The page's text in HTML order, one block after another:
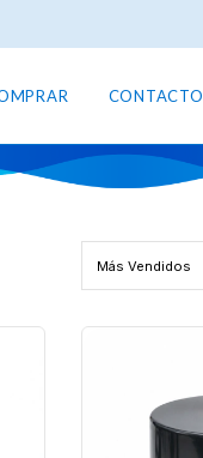
CONTACTO